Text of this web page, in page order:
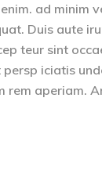
ad minim
Duis aute
teur sint
persp iciatis
rem aperiam.